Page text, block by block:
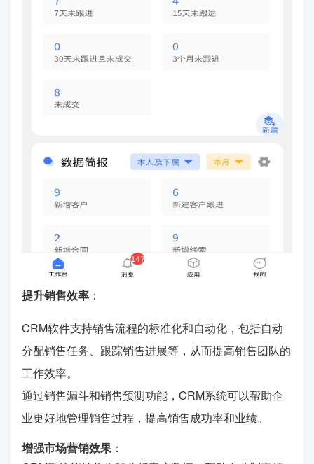
提升销售效率 ：
CRM软件支持销售流程的标准化和自动化，包括自动
分配销售任务、跟踪销售进展等，从而提高销售团队的
工作效率。
通过销售漏斗和销售预测功能，CRM系统可以帮助企
业更好地管理销售过程，提高销售成功率和业绩。
增强市场营销效果 ：